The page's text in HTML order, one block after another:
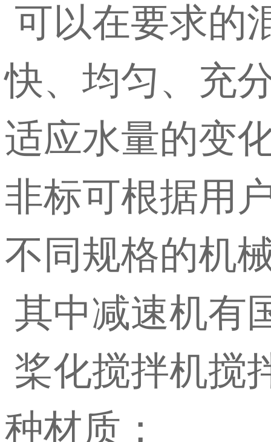
可以在要求的
快、均匀、充
适应水量的变
非标可根据用
不同规格的机
其中减速机有
桨化搅拌机搅
种材质；